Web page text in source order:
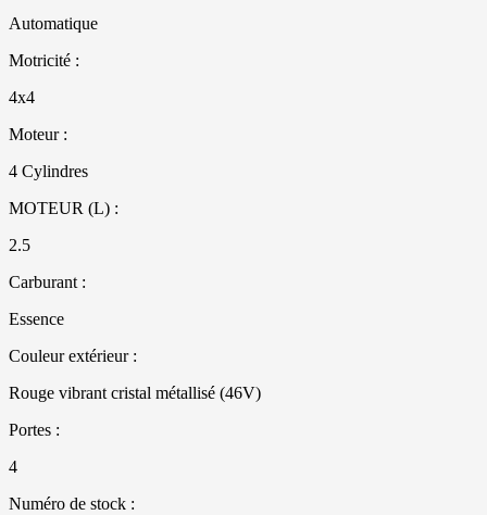
Automatique
Motricité :
4x4
Moteur :
4 Cylindres
MOTEUR (L) :
2.5
Carburant :
Essence
Couleur extérieur :
Rouge vibrant cristal métallisé (46V)
Portes :
4
Numéro de stock :